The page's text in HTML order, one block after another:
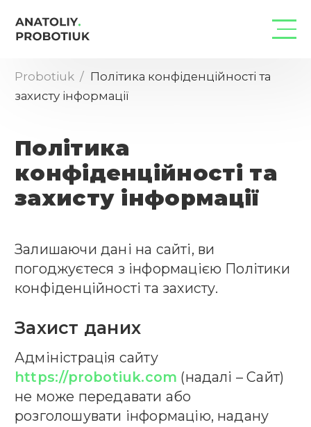
Probotiuk
Політика конфіденційності та
захисту інформації
Політика
конфіденційності та
захисту інформації
Залишаючи дані на сайті, ви
погоджуєтеся з інформацією Політики
конфіденційності та захисту.
Захист даних
Адміністрація сайту
https://probotiuk.com (надалі – Сайт)
не може передавати або
розголошувати інформацію, надану
Надіслати